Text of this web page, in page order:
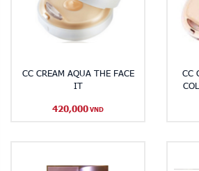
CC CREAM AQUA THE FACE
IT
420,000 VND
CC